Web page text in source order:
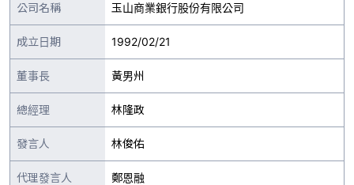
公司名稱 玉山商業銀行股份有限公司
成立日期 1992/02/21
董事長 黃男州
總經理 林隆政
發言人 林俊佑
代理發言人 鄭恩融